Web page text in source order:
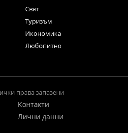
Свят
Туризъм
Икономика
Любопитно
права запазени
Контакти
Лични данни